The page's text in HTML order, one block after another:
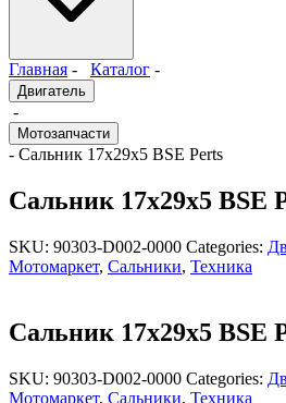
Главная - Каталог -
Двигатель
-
Мотозапчасти
- Сальник 17x29x5 BSE Perts
Сальник 17x29x5 BSE
SKU: 90303-D002-0000 Categories:
Мотомаркет, Сальники, Техника
Сальник 17x29x5 BSE
SKU: 90303-D002-0000 Categories:
Мотомаркет, Сальники, Техника